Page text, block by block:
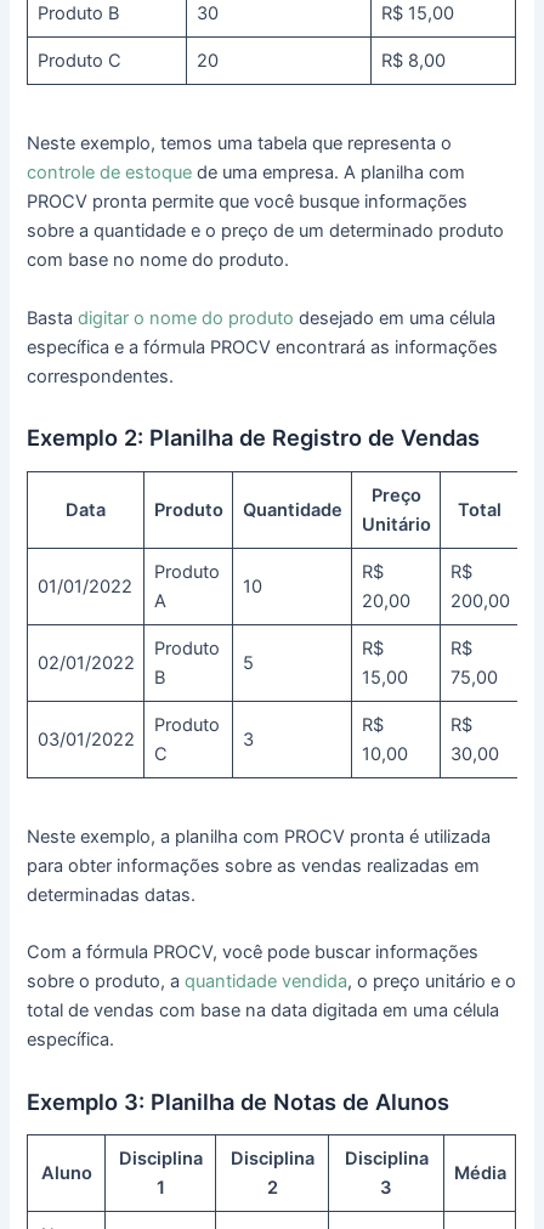
Produto B 30 R$ 15,00
Produto C 20 R$ 8,00
Neste exemplo, temos uma tabela que representa o
controle de estoque de uma empresa. A planilha com
PROCV pronta permite que você busque informações
sobre a quantidade e o preço de um determinado produto
com base no nome do produto.
Bastadigitar o nome do produto desejado em uma célula
específica e a fórmula PROCV encontrará as informações
correspondentes.
Exemplo 2: Planilha de Registro de Vendas
Data Produto Quantidade
Preço
Unitário
Total
01/01/2022
Produto
A
10
R$
20,00
R$
200,00
02/01/2022
Produto
B
5
R$
15,00
R$
75,00
03/01/2022
Produto
C
3
R$
10,00
R$
30,00
Neste exemplo, a planilha com PROCV pronta é utilizada
para obter informações sobre as vendas realizadas em
determinadas datas.
Com a fórmula PROCV, você pode buscar informações
sobre o produto, aquantidade vendida, o preço unitário e o
total de vendas com base na data digitada em uma célula
específica.
Exemplo 3: Planilha de Notas de Alunos
Aluno
Disciplina
1
Disciplina
2
Disciplina
3
Média